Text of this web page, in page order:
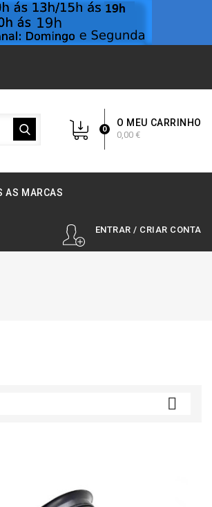
O MEU CARRINHO
0
0,00 €
AS MARCAS
ENTRAR / CRIAR CONTA
